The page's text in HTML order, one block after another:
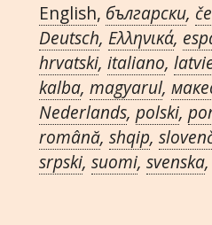
English, български,
Deutsch, Ελληνικά,
hrvatski, italiano,
kalba, magyarul,
Nederlands, polski,
română, shqip,
srpski, suomi, svenska,